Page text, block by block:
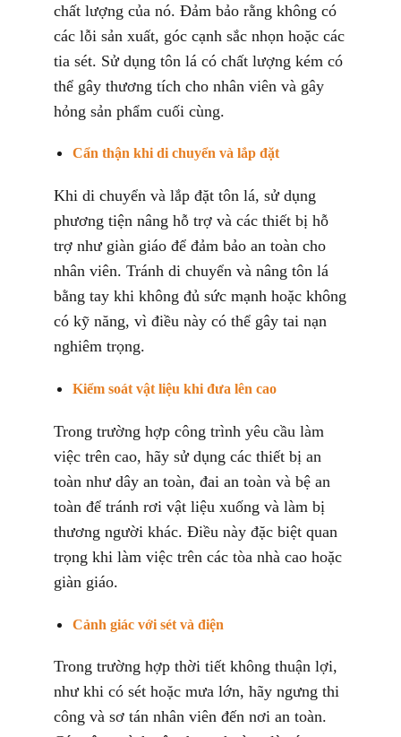
chất lượng của nó. Đảm bảo rằng không có
các lỗi sản xuất, góc cạnh sắc nhọn hoặc các
tia sét. Sử dụng tôn lá có chất lượng kém có
thể gây thương tích cho nhân viên và gây
hỏng sản phẩm cuối cùng.
Cẩn thận khi di chuyển và lắp đặt
Khi di chuyển và lắp đặt tôn lá, sử dụng
phương tiện nâng hỗ trợ và các thiết bị hỗ
trợ như giàn giáo để đảm bảo an toàn cho
nhân viên. Tránh di chuyển và nâng tôn lá
bằng tay khi không đủ sức mạnh hoặc không
có kỹ năng, vì điều này có thể gây tai nạn
nghiêm trọng.
Kiểm soát vật liệu khi đưa lên cao
Trong trường hợp công trình yêu cầu làm
việc trên cao, hãy sử dụng các thiết bị an
toàn như dây an toàn, đai an toàn và bệ an
toàn để tránh rơi vật liệu xuống và làm bị
thương người khác. Điều này đặc biệt quan
trọng khi làm việc trên các tòa nhà cao hoặc
giàn giáo.
Cảnh giác với sét và điện
Trong trường hợp thời tiết không thuận lợi,
như khi có sét hoặc mưa lớn, hãy ngưng thi
công và sơ tán nhân viên đến nơi an toàn.